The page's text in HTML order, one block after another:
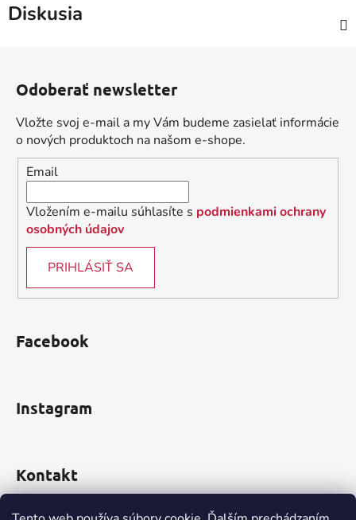
Diskusia
Odoberať newsletter
Vložte svoj e-mail a my Vám budeme zasielať informácie
o nových produktoch na našom e-shope.
Email
Vložením e-mailu súhlasíte s podmienkami ochrany
osobných údajov
PRIHLÁSIŤ SA
Facebook
Instagram
Kontakt